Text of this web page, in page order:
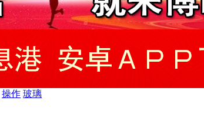
操作 玻璃